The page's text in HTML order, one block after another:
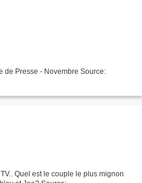
de Presse - Novembre Source:
Quel est le couple le plus mignon